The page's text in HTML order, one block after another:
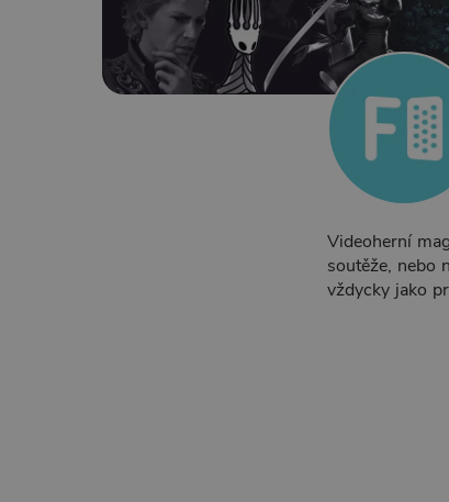
Videoherní
soutěže, nebo
vždycky jako